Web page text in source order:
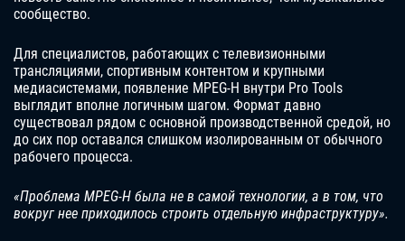
сообщество.
Для специалистов, работающих с телевизионными
трансляциями, спортивным контентом и крупными
медиасистемами, появление MPEG-H внутри Pro Tools
выглядит вполне логичным шагом. Формат давно
существовал рядом с основной производственной средой, но
до сих пор оставался слишком изолированным от обычного
рабочего процесса.
«Проблема MPEG-H была не в самой технологии, а в том, что
вокруг нее приходилось строить отдельную инфраструктуру».